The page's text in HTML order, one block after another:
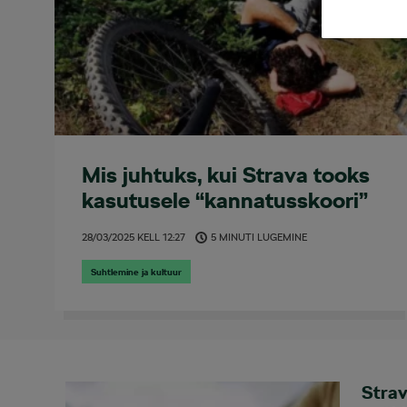
Mis juhtuks, kui Strava tooks
kasutusele “kannatusskoori”
28/03/2025 KELL 12:27 5 MINUTI LUGEMINE
Suhtlemine ja kultuur